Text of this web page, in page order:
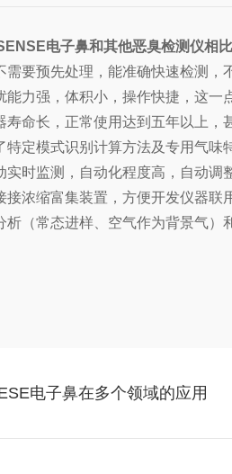
电子鼻和其他恶臭检测仪相
需要预先处理，能准确快速检测，
能力强，体积小，操作快捷，这
寿命长，正常使用达到五年以上，
特定模式识别计算方法及专用气味
实时监测，自动化程度高，自动
接浓缩富集装置，方便开发仪器联
析（常态进样、空气作为背景气
电子鼻在多个领域的应用